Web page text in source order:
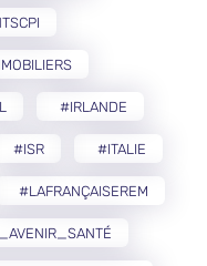
#IRLANDE
#ISR #ITALIE
#LAFRANÇAISEREM